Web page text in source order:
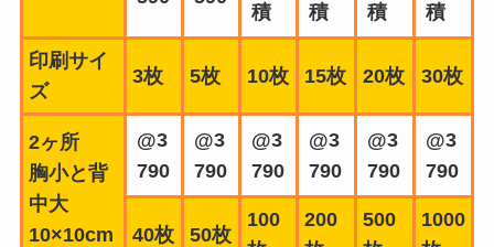
積
積
積
積
印刷サイ
ズ
3枚 5枚 10枚 15枚 20枚 30枚
2ヶ所
胸小と背
中大
10×10cm
@3
790
@3
790
@3
790
@3
790
@3
790
@3
790
40枚 50枚
100
200
500
1000